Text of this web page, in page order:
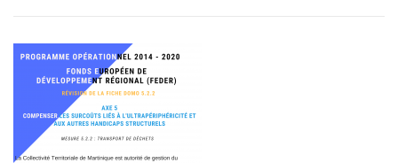
SIGNALER UNE FRAUDE